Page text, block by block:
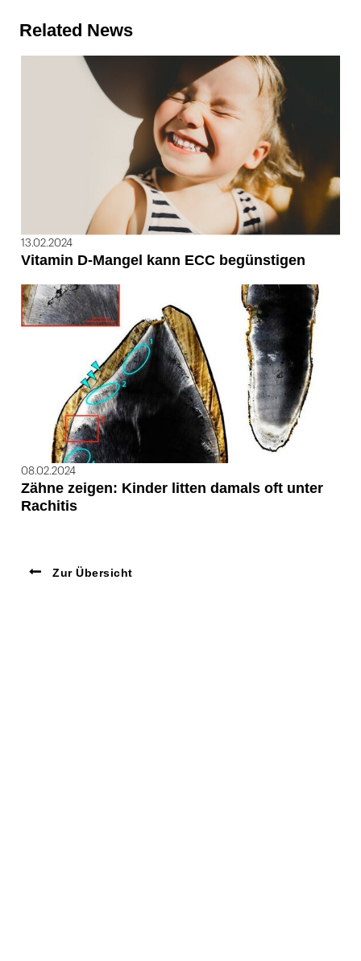
Related News
13.02.2024
Vitamin D-Mangel kann ECC begünstigen
08.02.2024
Zähne zeigen: Kinder litten damals oft unter
Rachitis
Zur Übersicht